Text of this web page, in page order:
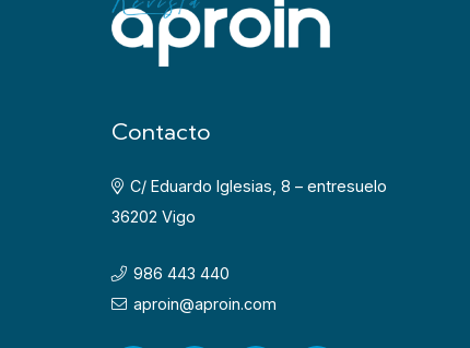
Contacto
C/ Eduardo Iglesias, 8 – entresuelo
36202 Vigo
986 443 440
aproin@aproin.com